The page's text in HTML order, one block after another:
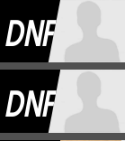
DNF
DNF